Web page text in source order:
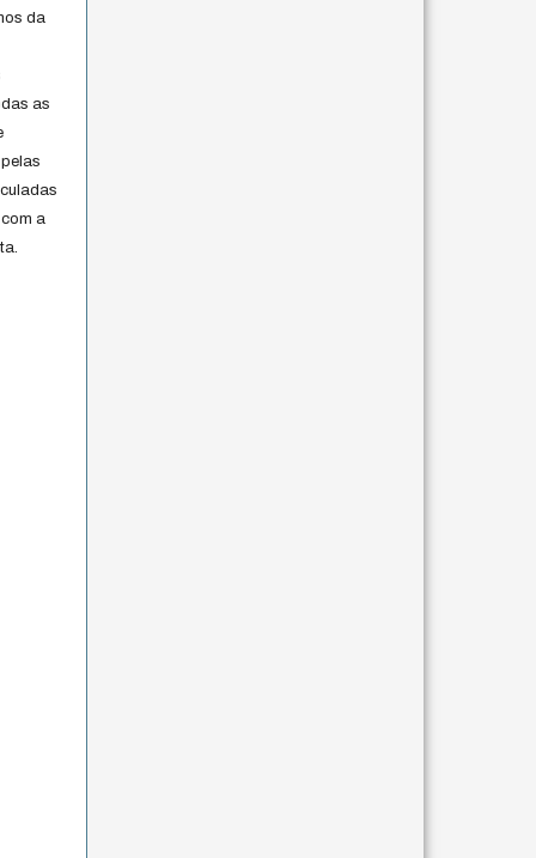
da
as
a